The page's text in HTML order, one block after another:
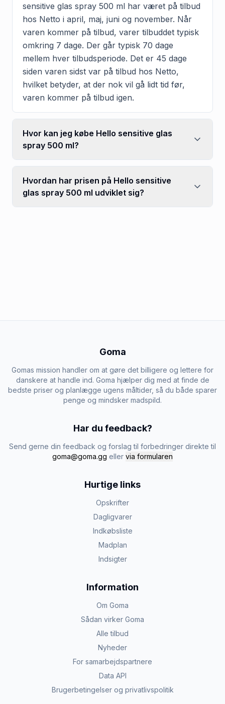
sensitive glas spray 500 ml har været på tilbud
hos Netto i april, maj, juni og november. Når
varen kommer på tilbud, varer tilbuddet typisk
omkring 7 dage. Der går typisk 70 dage
mellem hver tilbudsperiode. Det er 45 dage
siden varen sidst var på tilbud hos Netto,
hvilket betyder, at der nok vil gå lidt tid før,
varen kommer på tilbud igen.
Hvor kan jeg købe Hello sensitive glas
spray 500 ml?
Hvordan har prisen på Hello sensitive
glas spray 500 ml udviklet sig?
Goma
Gomas mission handler om at gøre det billigere og lettere for
danskere at handle ind. Goma hjælper dig med at finde de
bedste priser og planlægge ugens måltider, så du både sparer
penge og mindsker madspild.
Har du feedback?
Send gerne din feedback og forslag til forbedringer direkte til
goma@goma.gg eller via formularen
Hurtige links
Opskrifter
Dagligvarer
Indkøbsliste
Madplan
Indsigter
Information
Om Goma
Sådan virker Goma
Alle tilbud
Nyheder
For samarbejdspartnere
Data API
Brugerbetingelser og privatlivspolitik